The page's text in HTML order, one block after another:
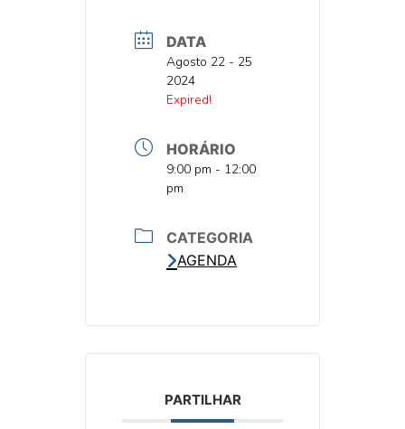
DATA
DATAAgosto 22 - 25
2024
DATAExpired!
HORÁRIO
HORA
9:00 pm - 12:00
pm
CATEGORIA
AGENDA
PARTILHAR